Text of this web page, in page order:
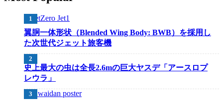
翼胴一体形状（Blended Wing Body: BWB）を採用し
た次世代ジェット旅客機
史上最大の虫は全長2.6mの巨大ヤスデ「アースロプ
レウラ」